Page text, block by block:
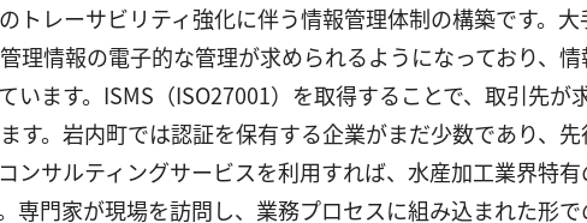
トレーサビリティ強化に伴う情報管理体制の構築です。
理情報の電子的な管理が求められるようになっており、
います。ISMS（ISO27001）を取得することで、取引先が
す。岩内町では認証を保有する企業がまだ少数であり、
ンサルティングサービスを利用すれば、水産加工業界特
専門家が現場を訪問し、業務プロセスに組み込まれた形